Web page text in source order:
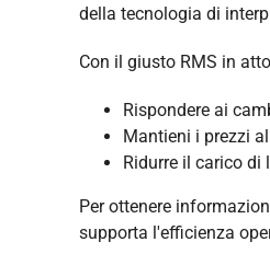
della tecnologia di
Con il giusto RMS in
Rispondere ai
Mantieni i prezzi
Ridurre il carico
Per ottenere
supporta l'efficienza